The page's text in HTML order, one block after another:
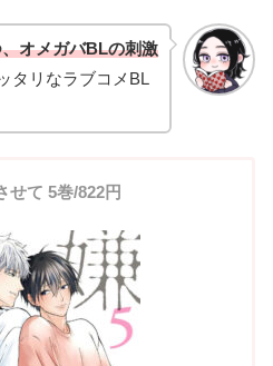
オメガバBLの刺激
タリなラブコメBL
せて 5巻/822円